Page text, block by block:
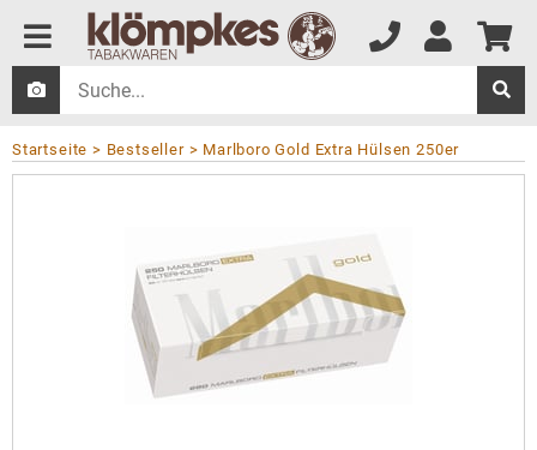
Startseite Bestseller Marlboro Gold Extra Hülsen 250er